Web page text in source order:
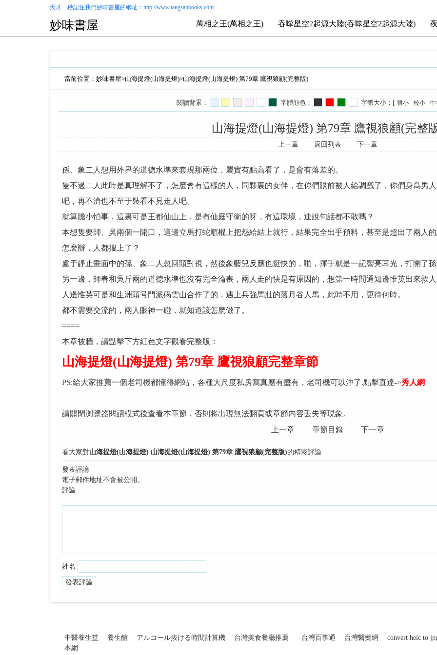
天才一秒記住我們妙味書屋的網址：http://www.tangsanbooks.com
妙味書屋 萬相之王(萬相之王) 吞噬星空2起源大陸(吞噬星空2起源大陸)
當前位置： 妙味書屋>山海提燈(山海提燈)>山海提燈(山海提燈) 第79章 鷹視狼顧(完整版)
閱讀背景： 字體顔色： 字體大小：[ 很小 較小 中
山海提燈(山海提燈) 第79章 鷹視狼顧(完整
上一章 返回列表 下一章
孫、象二人想用外界的道德水準來套現那兩位，屬實有點高看了，是會有落差的。
隻不過二人此時是真理解不了，怎麽會有這樣的人，同夥裏的女伴，在你們眼前被人給調戲了，你們身爲男
吧，再不濟也不至于裝看不見走人吧。
就算膽小怕事，這裏可是王都仙山上，是有仙庭守衛的呀，有這環境，連說句話都不敢嗎？
本想隻要師、吳兩個一開口，這邊立馬打蛇順棍上把怨給結上就行，結果完全出乎預料，甚至是超出了兩人的
怎麽辦，人都摟上了？
處于靜止畫面中的孫、象二人忽回頭對視，然後象藍兒反應也挺快的，啪，揮手就是一記響亮耳光，打開了孫
另一邊，師春和吳斤兩的道德水準也沒有完全淪喪，兩人走的快是有原因的，想第一時間通知邊惟英出來救人
人邊惟英可是和生洲頭号門派碣雲山合作了的，遇上兵強馬壯的落月谷人馬，此時不用，更待何時。
都不需要交流的，兩人眼神一碰，就知道該怎麽做了。
====
本章被牆，請點擊下方紅色文字觀看完整版：
山海提燈(山海提燈) 第79章 鷹視狼顧完整章節
PS:給大家推薦一個老司機都懂得網站，各種大尺度私房寫真應有盡有，老司機可以沖了.點擊直達->秀人網
請關閉浏覽器閱讀模式後查看本章節，否則将出現無法翻頁或章節内容丢失等現象。
上一章
章節目錄 下一章
看大家對山海提燈(山海提燈) 山海提燈(山海提燈) 第79章 鷹視狼顧(完整版)的精彩評論
發表評論
電子郵件地址不會被公開。
評論
姓名
中醫養生堂 養生館 アルコール抜ける時間計算機 台灣美食餐廳推薦 台灣百事通 台灣醫藥網 convert heic to
本網